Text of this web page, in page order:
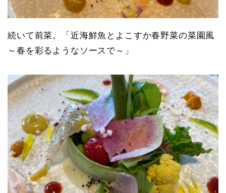
続いて前菜。「近海鮮魚とよこすか春野菜の菜園風
～春を彩るようなソースで～」